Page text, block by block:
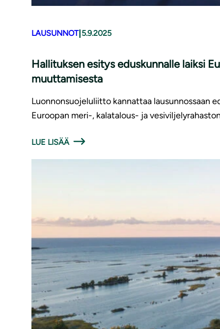
LAUSUNNOT| 5.9.2025
Hallituksen esitys eduskunnalle laiksi
muuttamisesta
Luonnonsuojeluliitto kannattaa lausunnossaan
Euroopan meri-, kalatalous- ja
LUE LISÄÄ